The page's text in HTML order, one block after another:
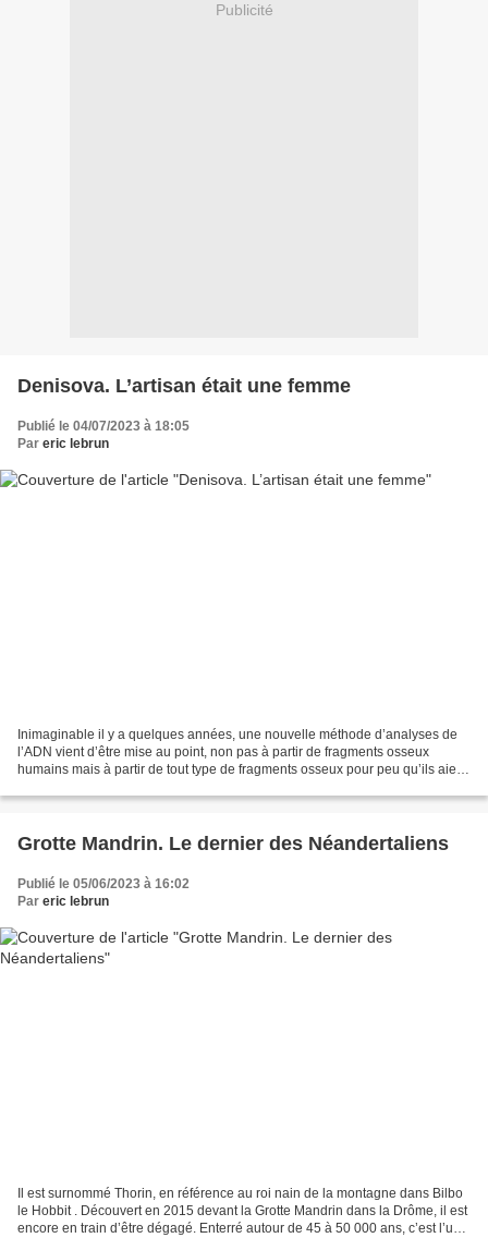
Publicité
Denisova. L’artisan était une femme
Publié le 04/07/2023 à 18:05
Par eric lebrun
Inimaginable il y a quelques années, une nouvelle méthode d’analyses de
l’ADN vient d’être mise au point, non pas à partir de fragments osseux
humains mais à partir de tout type de fragments osseux pour peu qu’ils aient
Grotte Mandrin. Le dernier des Néandertaliens
Publié le 05/06/2023 à 16:02
Par eric lebrun
Il est surnommé Thorin, en référence au roi nain de la montagne dans Bilbo
le Hobbit . Découvert en 2015 devant la Grotte Mandrin dans la Drôme, il est
encore en train d’être dégagé. Enterré autour de 45 à 50 000 ans, c’est l’un